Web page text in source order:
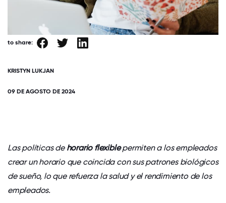
to share:
KRISTYN LUKJAN
09 DE AGOSTO DE 2024
Las políticas de horario flexiblepermiten a los empleados
crear un horario que coincida con sus patrones biológicos
de sueño, lo que refuerza la salud y el rendimiento de los
empleados.